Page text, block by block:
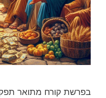
בפרשת קורח מתואר